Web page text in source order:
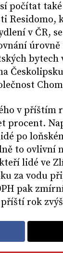
počítat
Residomo,
v ČR,
úrovně
bytech
v příštím
procent.
po
to ovlivní
lidé ve
za vodu
pak
rok